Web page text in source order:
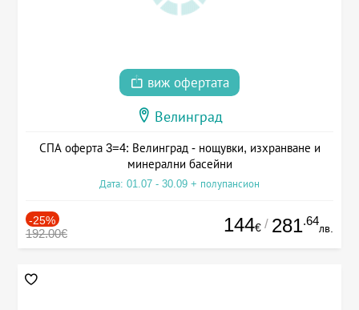
виж офертата
Велинград
СПА оферта 3=4: Велинград - нощувки, изхранване и
минерални басейни
Дата: 01.07 - 30.09 + полупансион
-25%
192.00€ 144€ / 281.64
лв.